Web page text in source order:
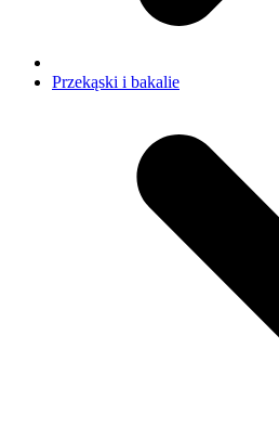
Przekąski i bakalie